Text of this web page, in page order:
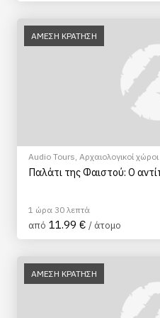
ΑΜΕΣΗ ΚΡΑΤΗΣΗ
Audio Tours, Αρχαιολογικοί χώροι
Παλάτι της Φαιστού: Ο
1 ώρα 30 λεπτά
από 11.99 € / άτομο
ΑΜΕΣΗ ΚΡΑΤΗΣΗ